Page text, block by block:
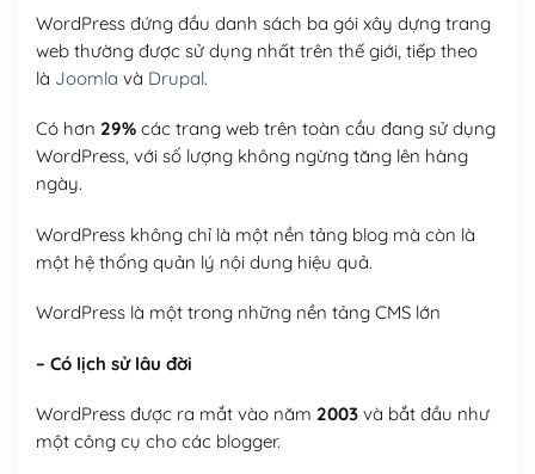
WordPress đứng đầu danh sách ba gói xây dựng trang
web thường được sử dụng nhất trên thế giới, tiếp theo
là Joomla và Drupal.
Có hơn 29%các trang web trên toàn cầu đang sử dụng
WordPress, với số lượng không ngừng tăng lên hàng
ngày.
WordPress không chỉ là một nền tảng blog mà còn là
một hệ thống quản lý nội dung hiệu quả.
WordPress là một trong những nền tảng CMS lớn
– Có lịch sử lâu đời
WordPress được ra mắt vào năm 2003và bắt đầu như
một công cụ cho các blogger.